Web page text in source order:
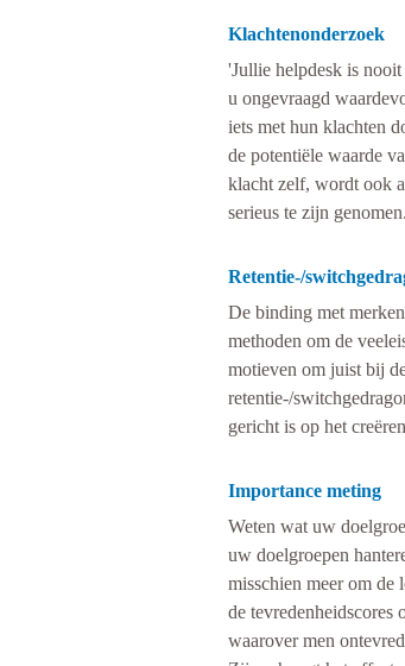
Klachtenonderzoek
'Jullie helpdesk is
u ongevraagd
iets met hun klachten
de potentiële waarde
klacht zelf, wordt ook
serieus te zijn genomen.
Retentie-/
De binding met
methoden om de
motieven om juist bij
retentie-/
gericht is op het
Importance meting
Weten wat uw
uw doelgroepen
misschien meer om de
de
waarover men